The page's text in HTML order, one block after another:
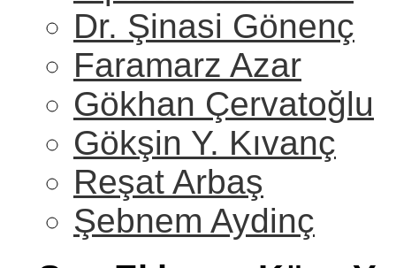
Dr. Şinasi Gönenç
Faramarz Azar
Gökhan Çervatoğlu
Gökşin Y. Kıvanç
Reşat Arbaş
Şebnem Aydinç